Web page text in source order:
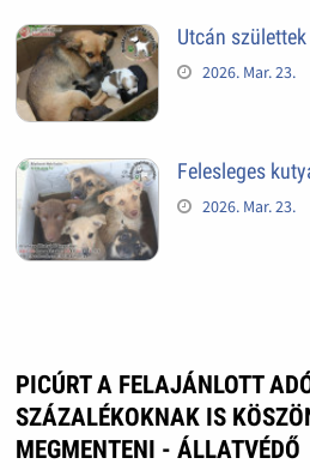
Utcán születtek
2026. Mar. 23.
Felesleges
2026. Mar. 23.
PICÚRT A FELAJÁNLOTT
SZÁZALÉKOKNAK IS
MEGMENTENI - ÁLLATVÉDŐ